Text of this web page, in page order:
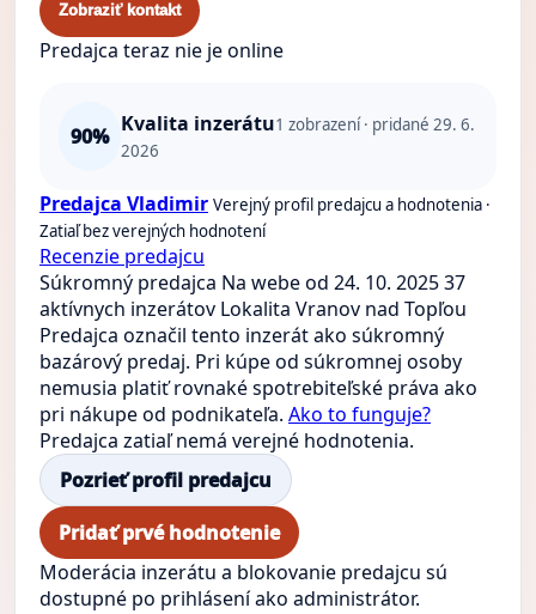
Zobraziť kontakt
Predajca teraz nie je online
90% Kvalita inzerátu1 zobrazení · pridané 29. 6.
2026
Predajca Vladimir Verejný profil predajcu a hodnotenia ·
Zatiaľ bez verejných hodnotení
Recenzie predajcu
Súkromný predajca Na webe od 24. 10. 202537
aktívnych inzerátov Lokalita Vranov nad Topľou
Predajca označil tento inzerát ako súkromný
bazárový predaj. Pri kúpe od súkromnej osoby
nemusia platiť rovnaké spotrebiteľské práva ako
pri nákupe od podnikateľa. Ako to funguje?
Predajca zatiaľ nemá verejné hodnotenia.
Pozrieť profil predajcu
Pridať prvé hodnotenie
Moderácia inzerátu a blokovanie predajcu sú
dostupné po prihlásení ako administrátor.